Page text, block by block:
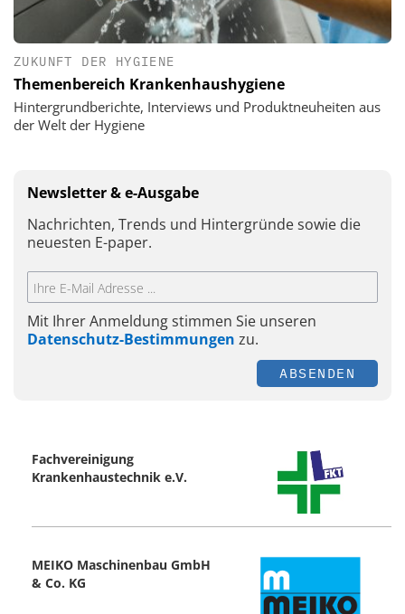
ZUKUNFT DER HYGIENE
Themenbereich Krankenhaushygiene
Hintergrundberichte, Interviews und Produktneuheiten aus
der Welt der Hygiene
Newsletter & e-Ausgabe
Nachrichten, Trends und Hintergründe sowie die
neuesten E-paper.
Mit Ihrer Anmeldung stimmen Sie unseren
Datenschutz-Bestimmungen zu.
ABSENDEN
Fachvereinigung
Krankenhaustechnik e.V.
MEIKO Maschinenbau GmbH
& Co. KG